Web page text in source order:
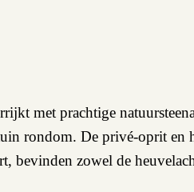
met prachtige
rondom. De privé-oprit en
bevinden zowel de